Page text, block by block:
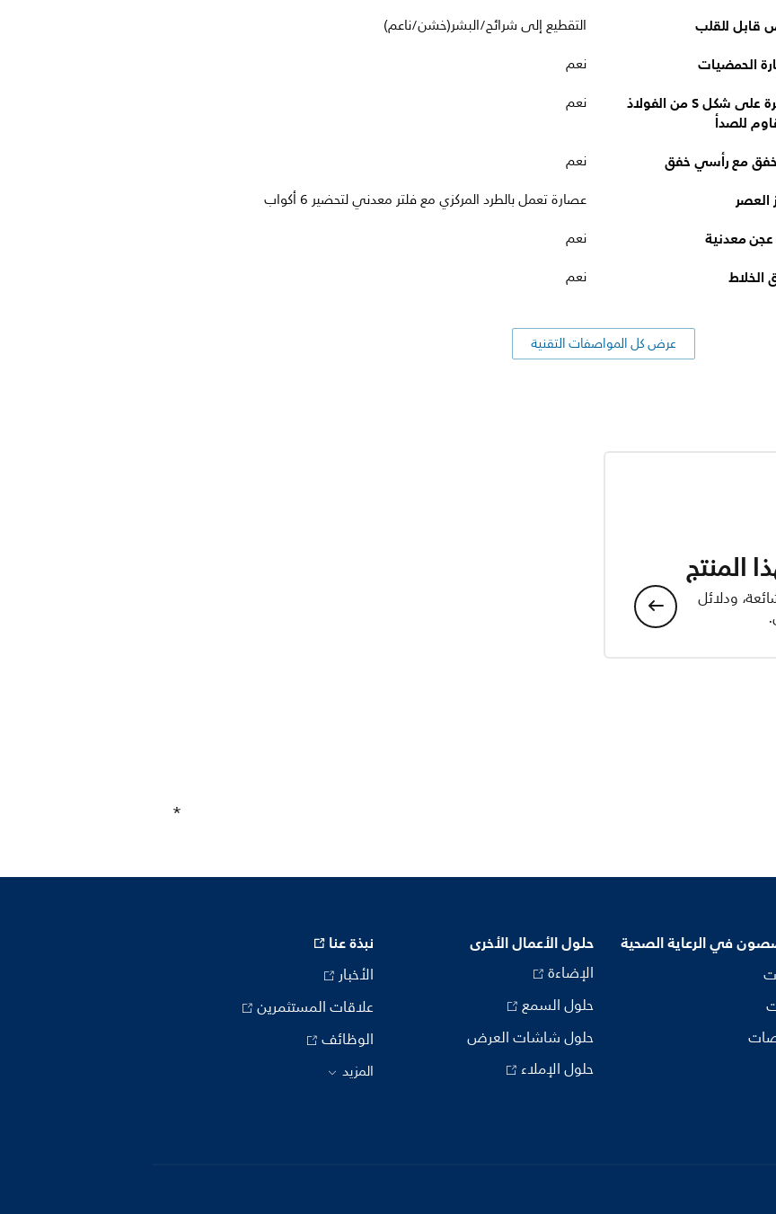
قابل للقلب التقطيع إلى شرائح/البشر(خشن/ناعم)
الحمضيات نعم
شفرة على شكل S من الفولاذ
للصدأ
نعم
خفق مع رأسي خفق نعم
العصر عصارة تعمل بالطرد المركزي مع فلتر معدني لتحضير 6 أكواب
عجن معدنية نعم
الخلاط نعم
عرض كل المواصفات التقنية
المنتج
ودلائل
في الرعاية الصحية حلول الأعمال الأخرى
الإضاءة
حلول السمع
حلول شاشات العرض
حلول الإملاء
نبذة عنا
الأخبار
علاقات المستثمرين
الوظائف
المزيد